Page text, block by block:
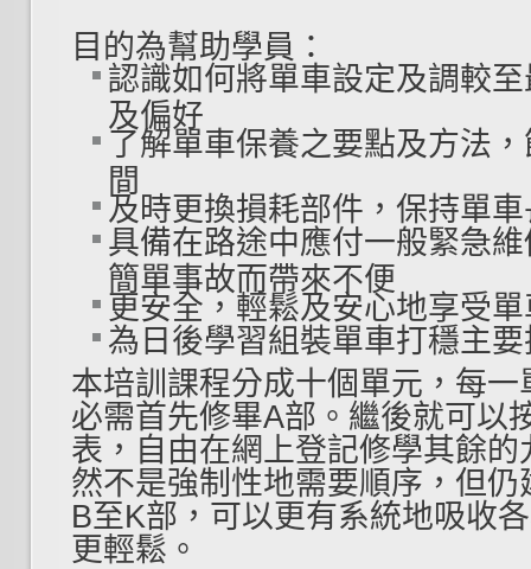
目的為幫助學員：
認識如何將單車設定及調較
及偏好
了解單車保養之要點及方法
間
及時更換損耗部件，保持單
具備在路途中應付一般緊急
簡單事故而帶來不便
更安全，輕鬆及安心地享受
為日後學習組裝單車打穩主
本培訓課程分成十個單元，每
必需首先修畢A部。繼後就可以
表，自由在網上登記修學其餘
然不是強制性地需要順序，但
B至K部，可以更有系統地吸收
更輕鬆。